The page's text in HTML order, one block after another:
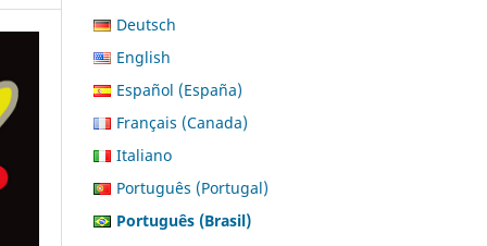
Deutsch
English
Español (España)
Français (Canada)
Italiano
Português (Portugal)
Português (Brasil)